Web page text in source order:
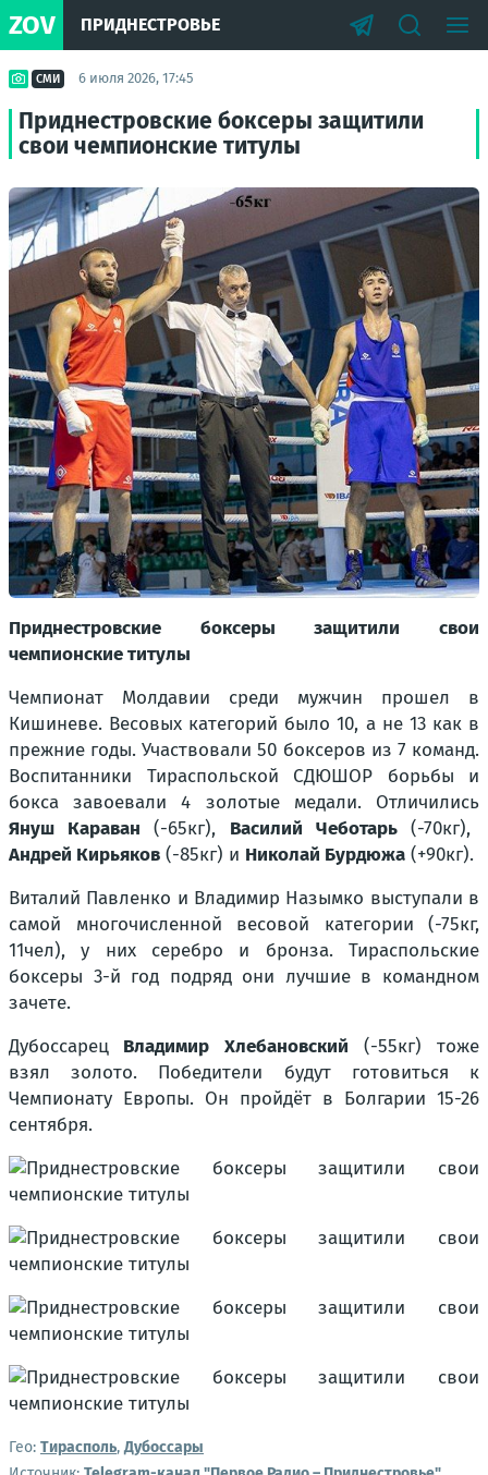
ZOV ПРИДНЕСТРОВЬЕ
СМИ 6 июля 2026, 17:45
Приднестровские боксеры защитили
свои чемпионские титулы
Приднестровские боксеры защитили свои
чемпионские титулы
Чемпионат Молдавии среди мужчин прошел в
Кишиневе. Весовых категорий было 10, а не 13 как в
прежние годы. Участвовали 50 боксеров из 7 команд.
Воспитанники Тираспольской СДЮШОР борьбы и
бокса завоевали 4 золотые медали. Отличились
Януш Караван (-65кг), Василий Чеботарь(-70кг),
Андрей Кирьяков (-85кг) и Николай Бурдюжа (+90кг).
Виталий Павленко и Владимир Назымко выступали в
самой многочисленной весовой категории (-75кг,
11чел), у них серебро и бронза. Тираспольские
боксеры 3-й год подряд они лучшие в командном
зачете.
Дубоссарец Владимир Хлебановский (-55кг) тоже
взял золото. Победители будут готовиться к
Чемпионату Европы. Он пройдёт в Болгарии 15-26
сентября.
Гео: Тирасполь,Дубоссары